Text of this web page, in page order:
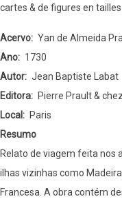
na
Africa
e
oriental
occidental
cartes & de figures en
Acervo
Yan de Almeida
Ano
1730
Autor
Jean Baptiste Labat
Editora
Pierre Prault &
Local
Paris
Resumo
Relato de viagem feita nos
ilhas vizinhas como
Francesa. A obra contém